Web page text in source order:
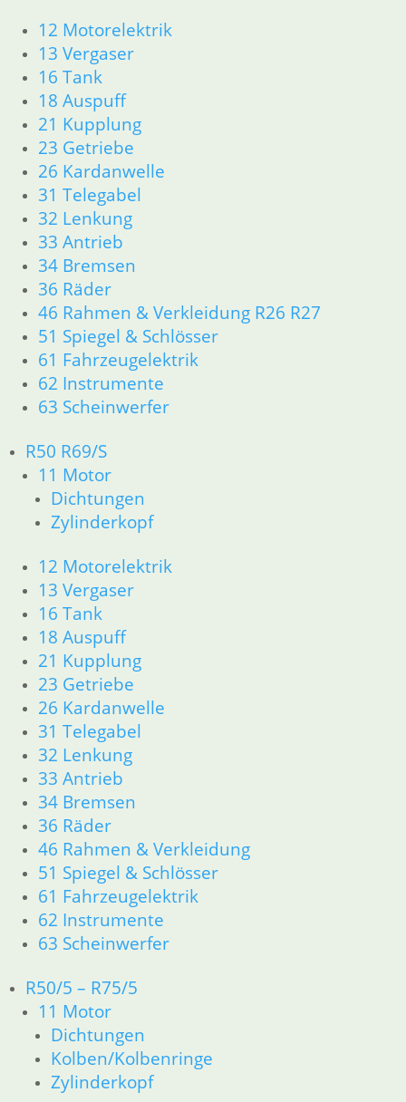
12 Motorelektrik
13 Vergaser
16 Tank
18 Auspuff
21 Kupplung
23 Getriebe
26 Kardanwelle
31 Telegabel
32 Lenkung
33 Antrieb
34 Bremsen
36 Räder
46 Rahmen & Verkleidung R26 R27
51 Spiegel & Schlösser
61 Fahrzeugelektrik
62 Instrumente
63 Scheinwerfer
R50 R69/S
11 Motor
Dichtungen
Zylinderkopf
12 Motorelektrik
13 Vergaser
16 Tank
18 Auspuff
21 Kupplung
23 Getriebe
26 Kardanwelle
31 Telegabel
32 Lenkung
33 Antrieb
34 Bremsen
36 Räder
46 Rahmen & Verkleidung
51 Spiegel & Schlösser
61 Fahrzeugelektrik
62 Instrumente
63 Scheinwerfer
R50/5 – R75/5
11 Motor
Dichtungen
Kolben/Kolbenringe
Zylinderkopf
zzgl.Versandkosten
In den Warenkorb
Druckring 38er
5,90€
Artikelnummer: 1230585
inkl. MwSt.
zzgl. Versandkosten
In den Warenkorb
Schelle zum Topf bei 38 er
Krümmer
7,50€
Artikelnummer: 1336553
inkl. MwSt.
In den Warenkorb
Schneidring 38 er
8,90€
inkl. MwSt.
zzgl. Versandkosten
In den Warenkorb
Shop
Ersatzteile nach Modell
K-Modell
11 Motor
Dichtungen
32 Lenkung
33 Antrieb
34 Bremsen
46 Rahmen Verkleidung
61 Fahrzeugelektrik
R25 /3
11 Motor R25/3
Dichtungen
Zylinderkopf
12 Motorelektrik
16 Tank
18 Auspuff
21 Kupplung
23 Getriebe
31 Telegabel
32 Lenkung